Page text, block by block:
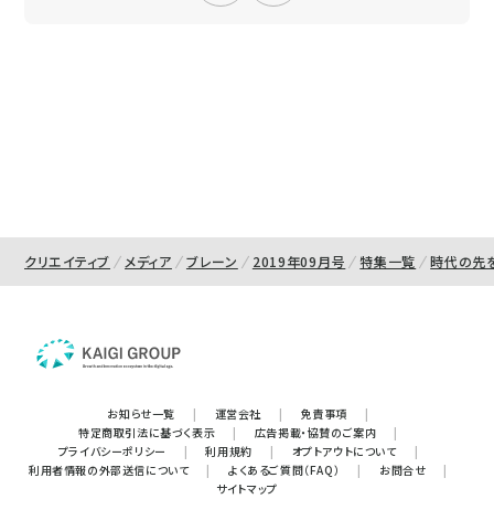
クリエイティブ メディア ブレーン 2019年09月号 特集一覧 時代の先
お知らせ一覧 | 運営会社 | 免責事項
|
特定商取引法に基づく表示
| 広告掲載・協賛のご案内
|
プライバシーポリシー
| 利用規約 | オプトアウトについて
|
利用者情報の外部送信について
| よくあるご質問（FAQ） | お問合せ
|
サイトマップ